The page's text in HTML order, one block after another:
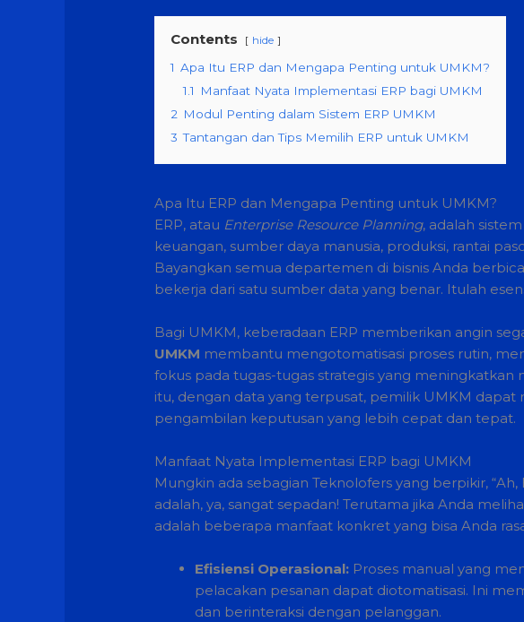
Contents hide
1 Apa Itu ERP dan Mengapa Penting untuk UMKM?
1.1
Manfaat Nyata Implementasi ERP bagi UMKM
2 Modul Penting dalam Sistem ERP UMKM
3 Tantangan dan Tips Memilih ERP untuk UMKM
Apa Itu ERP dan Mengapa Penting untuk UMKM?
ERP, atau Enterprise Resource Planning, adalah
keuangan, sumber daya manusia, produksi, rantai
Bayangkan semua departemen di bisnis Anda
bekerja dari satu sumber data yang benar. Itulah
Bagi UMKM, keberadaan ERP memberikan angin
UMKM membantu mengotomatisasi proses rutin,
fokus pada tugas-tugas strategis yang meningkatkan
itu, dengan data yang terpusat, pemilik UMKM
pengambilan keputusan yang lebih cepat dan tepat.
Manfaat Nyata Implementasi ERP bagi UMKM
Mungkin ada sebagian Teknolofers yang berpikir,
adalah, ya, sangat sepadan! Terutama jika Anda
adalah beberapa manfaat konkret yang bisa Anda
Efisiensi Operasional: Proses manual yang
pelacakan pesanan dapat diotomatisasi. Ini
dan berinteraksi dengan pelanggan.